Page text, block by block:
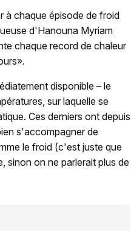
à chaque épisode de froid
d'Hanouna Myriam
chaque record de chaleur
disponible – le
sur laquelle se
Ces derniers ont depuis
s'accompagner de
le froid (c'est juste que
sinon on ne parlerait plus de